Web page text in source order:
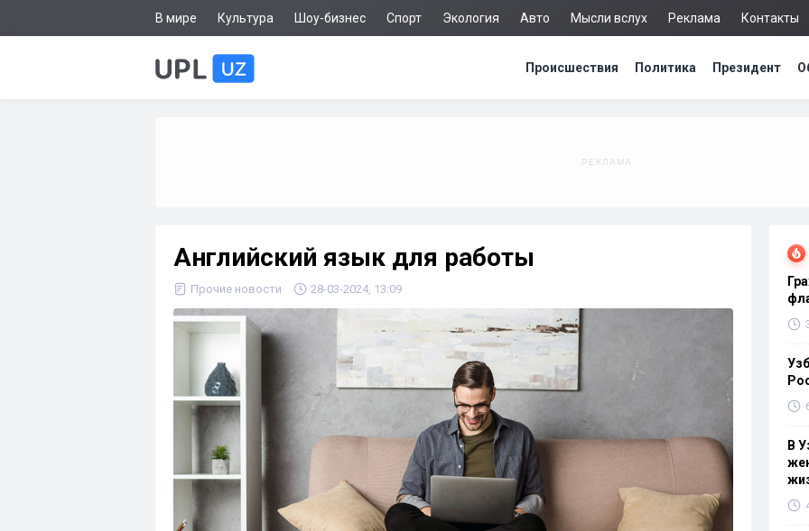
В мире Культура Шоу-бизнес Спорт Экология Авто Мысли вслух Реклама Контакты
Происшествия Политика Президент
Английский язык для работы
Прочие новости 28-03-2024, 13:09
В